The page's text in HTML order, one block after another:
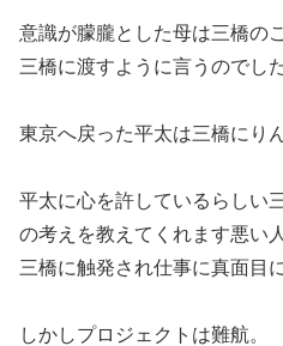
意識が朦朧とした母は三橋の
三橋に渡すように言うのでした
東京へ戻った平太は三橋にり
平太に心を許しているらしい
の考えを教えてくれます悪い
三橋に触発され仕事に真面目
しかしプロジェクトは難航。